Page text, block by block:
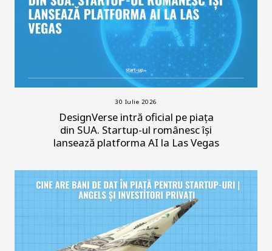
30 Iulie 2026
DesignVerse intră oficial pe piața
din SUA. Startup-ul românesc își
lansează platforma AI la Las Vegas